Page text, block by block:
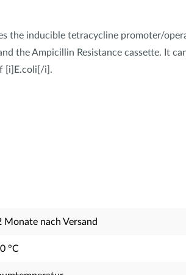
the inducible tetracycline promoter/
the Ampicillin Resistance cassette. It
[i]E.coli[/i].
Monate nach Versand
°C